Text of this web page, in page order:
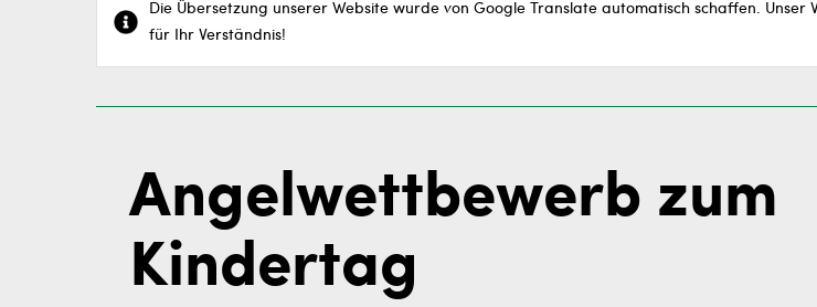
Die Übersetzung unserer Website wurde von Google Translate automatisch schaffen.
für Ihr Verständnis!
Angelwettbewerb zum
Kindertag